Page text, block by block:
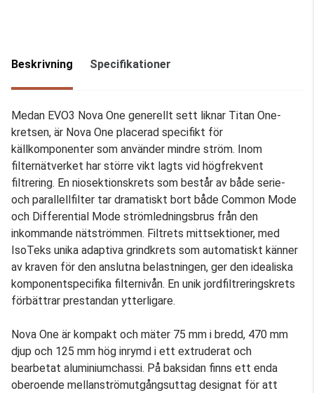
Beskrivning Specifikationer
Medan EVO3 Nova One generellt sett liknar Titan One-
kretsen, är Nova One placerad specifikt för
källkomponenter som använder mindre ström. Inom
filternätverket har större vikt lagts vid högfrekvent
filtrering. En niosektionskrets som består av både serie-
och parallellfilter tar dramatiskt bort både Common Mode
och Differential Mode strömledningsbrus från den
inkommande nätströmmen. Filtrets mittsektioner, med
IsoTeks unika adaptiva grindkrets som automatiskt känner
av kraven för den anslutna belastningen, ger den idealiska
komponentspecifika filternivån. En unik jordfiltreringskrets
förbättrar prestandan ytterligare.
Nova One är kompakt och mäter 75 mm i bredd, 470 mm
djup och 125 mm hög inrymd i ett extruderat och
bearbetat aluminiumchassi. På baksidan finns ett enda
oberoende mellanströmutgångsuttag designat för att